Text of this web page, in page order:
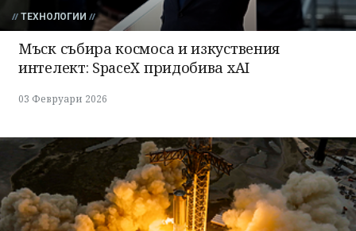
ТЕХНОЛОГИИ
Мъск събира космоса и изкуствения
интелект: SpaceX придобива xAI
03 Февруари 2026